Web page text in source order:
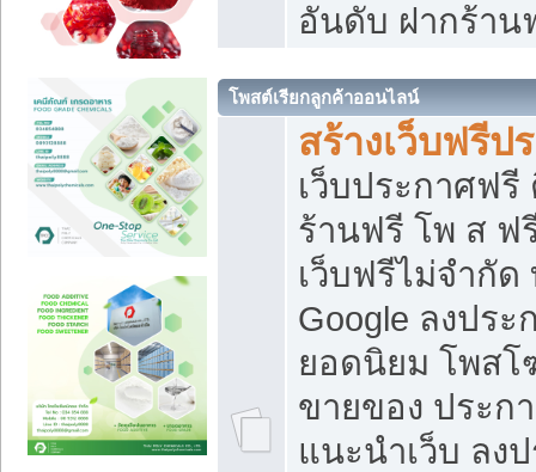
อันดับ ฝากร้าน
โพสต์เรียกลูกค้าออนไลน์
สร้างเว็บฟรีป
เว็บประกาศฟ
ร้านฟรี โพ ส ฟ
เว็บฟรีไม่จำกัด
Google ลงประ
ยอดนิยม โพส
ขายของ ประก
แนะนำเว็บ ลง